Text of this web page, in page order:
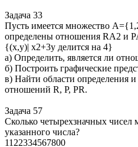
Задача 33
Пусть имеется множество
определены отношения RA2 и
{(x,y)| x2+3y делится на 4}
а) Определить, является ли
б) Построить графические
в) Найти области определения
отношений R, P, PR.
Задача 57
Сколько четырехзначных чисел
указанного числа?
1122334567800